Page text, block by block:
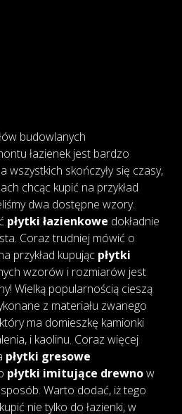
budowlanych
łazienek jest bardzo
wszystkich skończyły się czasy,
chcąc kupić na przykład
dwa dostępne wzory.
płytki łazienkowe dokładnie
Coraz trudniej mówić o
przykład kupując płytki
wzorów i rozmiarów jest
Wielką popularnością cieszą
z materiału zwanego
ma domieszkę kamionki
i kaolinu. Coraz więcej
płytki gresowe
płytki imitujące drewnow
Warto dodać, iż tego
nie tylko do łazienki, w